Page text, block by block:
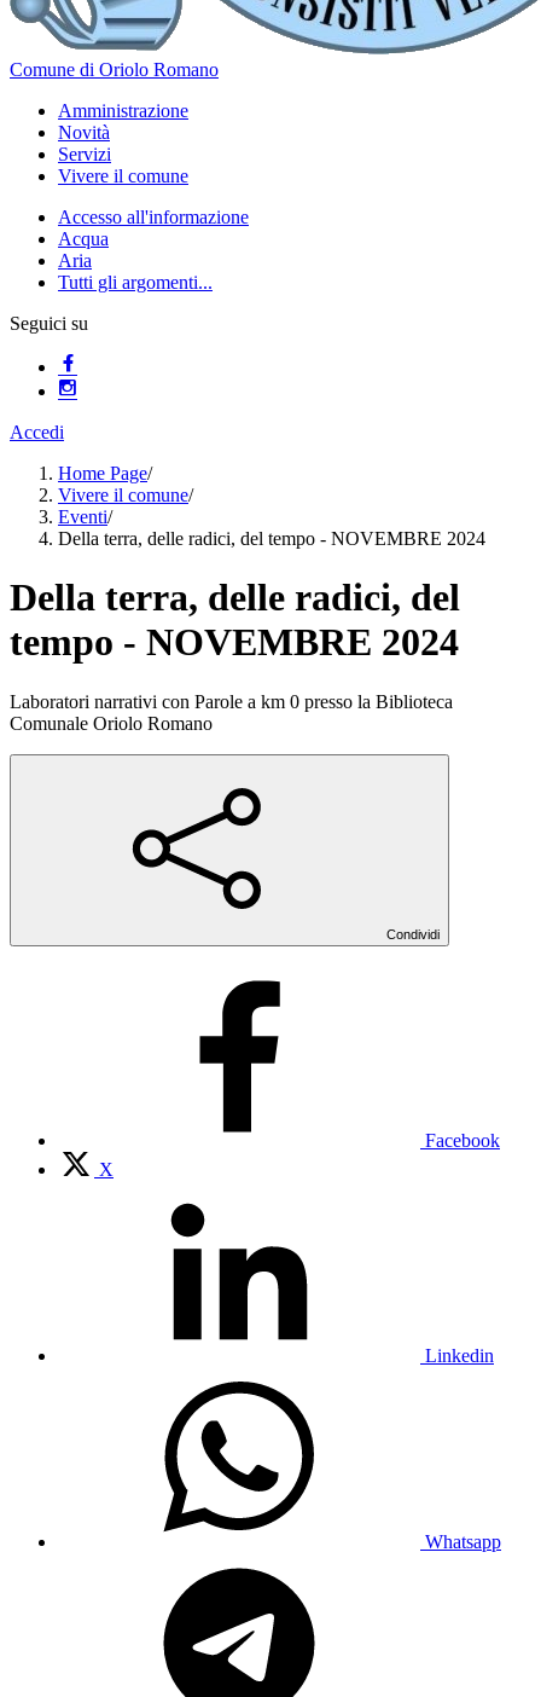
Comune di Oriolo Romano
Amministrazione
Novità
Servizi
Vivere il comune
Accesso all'informazione
Acqua
Aria
Tutti gli argomenti...
Seguici su
Accedi
Home Page/
Vivere il comune/
Eventi/
Della terra, delle radici, del tempo - NOVEMBRE 2024
Della terra, delle radici, del
tempo - NOVEMBRE 2024
Laboratori narrativi con Parole a km 0 presso la Biblioteca
Comunale Oriolo Romano
Condividi
Facebook
X
Linkedin
Whatsapp